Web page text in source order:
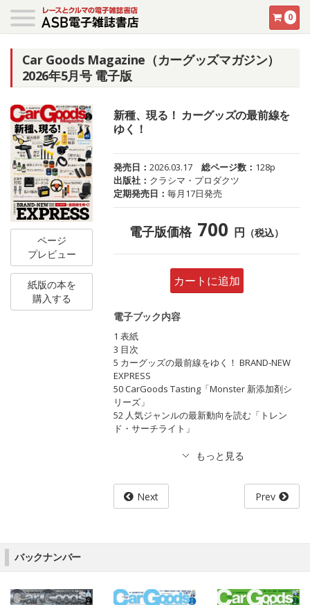
0
Car Goods Magazine（カーグッズマガジン）
2026年5月号 電子版
ページ
プレビュー
紙版の本を
購入する
新種、現る！ カーグッズの最前線を
ゆく！
発売日：2026.03.17 総ページ数： 128p
出版社： クラシマ・プロダクツ
定期発売日：毎月17日発売
電子版価格 700 円 （税込）
カートに追加
電子ブック内容
1 表紙
3 目次
5 カーグッズの最前線をゆく！ BRAND-NEW
EXPRESS
50 CarGoods Tasting「Monster 新添加剤シ
リーズ」
52 人気ジャンルの最新動向を読む「トレン
ド・サーチライト」
Next Prev
バックナンバー